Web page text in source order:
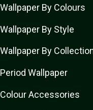
Wallpaper By Colours
Wallpaper By Style
Wallpaper By
Period Wallpaper
Colour Accessories